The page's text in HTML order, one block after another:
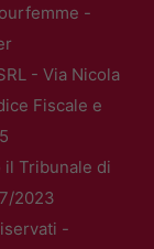
-
- Via Nicola
Fiscale e
Tribunale di
2023
-